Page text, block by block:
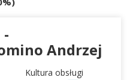
Andrzej
Kultura obsługi